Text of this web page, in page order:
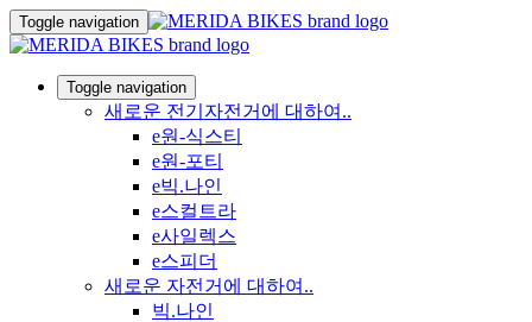
Toggle navigation
Toggle navigation
새로운 전기자전거에 대하여..
e원-식스티
e원-포티
e빅.나인
e스컬트라
e사일렉스
e스피더
새로운 자전거에 대하여..
빅.나인